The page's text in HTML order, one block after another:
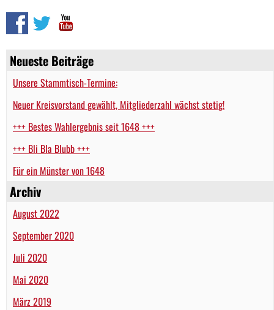
Neueste Beiträge
Unsere Stammtisch-Termine:
Neuer Kreisvorstand gewählt, Mitgliederzahl wächst stetig!
+++ Bestes Wahlergebnis seit 1648 +++
+++ Bli Bla Blubb +++
Für ein Münster von 1648
Archiv
August 2022
September 2020
Juli 2020
Mai 2020
März 2019